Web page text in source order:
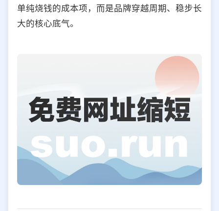
单纯烧钱的成本项，而是品牌穿越周期、稳步长
大的核心底气。